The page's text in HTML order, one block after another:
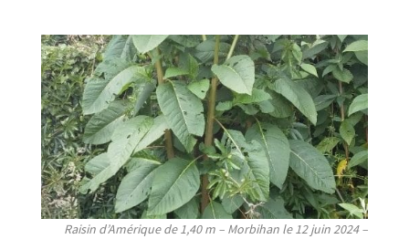
Raisin d’Amérique de 1,40 m – Morbihan le 12 juin 2024 –